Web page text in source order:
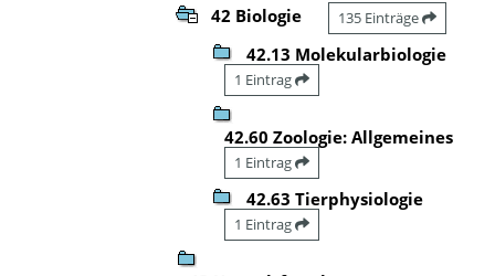
42 Biologie 135 Einträge
42.13 Molekularbiologie
1 Eintrag
42.60 Zoologie: Allgemeines
1 Eintrag
42.63 Tierphysiologie
1 Eintrag